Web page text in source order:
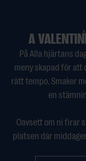
A
På Alla hjärtans
meny skapad för att
rätt tempo. Smaker
en
Oavsett om ni firar
platsen där